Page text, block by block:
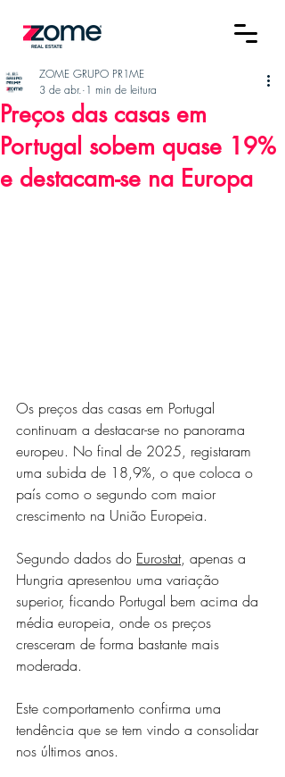
Preços das casas em
Portugal sobem quase 19%
e destacam-se na Europa
ZOME GRUPO PR1ME
3 de abr. 1 min de leitura
Os preços das casas em Portugal
continuam a destacar-se no panorama
europeu. No final de 2025, registaram
uma subida de 18,9%, o que coloca o
país como o segundo com maior
crescimento na União Europeia.
Segundo dados do Eurostat, apenas a
Hungria apresentou uma variação
superior, ficando Portugal bem acima da
média europeia, onde os preços
cresceram de forma bastante mais
moderada.
Este comportamento confirma uma
tendência que se tem vindo a consolidar
nos últimos anos.